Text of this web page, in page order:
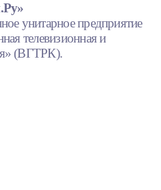
унитарное предприятие
телевизионная и
(ВГТРК).